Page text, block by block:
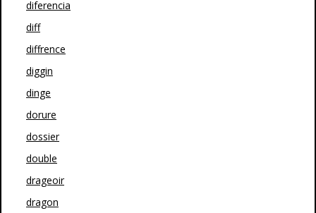
diferencia
diff
diffrence
diggin
dinge
dorure
dossier
double
drageoir
dragon